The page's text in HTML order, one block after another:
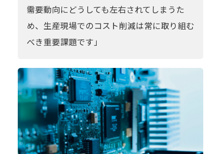
需要動向にどうしても左右されてしまうた
め、生産現場でのコスト削減は常に取り組む
べき重要課題です」